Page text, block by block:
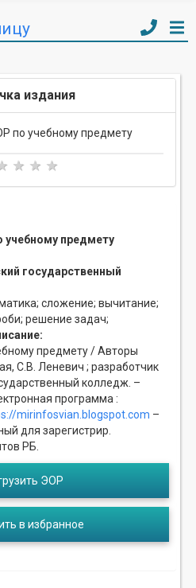
издания
предмету
государственный
сложение; вычитание;
решение задач;
предмету / Авторы
С.В. Леневич ; разработчик
колледж. –
программа :
mirinfosvian.blogspot.com –
для зарегистрир.
РБ.
ЭОР
в избранное